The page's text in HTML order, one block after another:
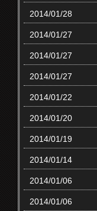
2014/01/28
2014/01/27
2014/01/27
2014/01/27
2014/01/22
2014/01/20
2014/01/19
2014/01/14
2014/01/06
2014/01/06